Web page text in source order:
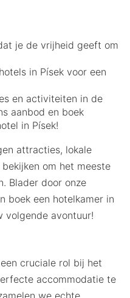
je de vrijheid geeft om
in Písek voor een
en activiteiten in de
aanbod en boek
in Písek!
attracties, lokale
om het meeste
Blader door onze
boek een hotelkamer in
volgende avontuur!
cruciale rol bij het
accommodatie te